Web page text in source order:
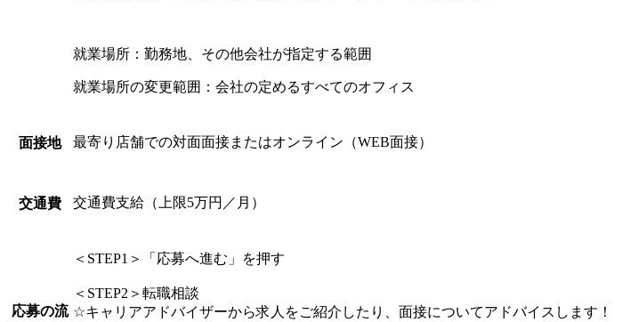
就業場所：勤務地、その他会社が指定する範囲
就業場所の変更範囲：会社の定めるすべてのオフィス
面接地 最寄り店舗での対面面接またはオンライン（WEB面接）
交通費 交通費支給（上限5万円／月）
応募の流
＜STEP1＞「応募へ進む」を押す
＜STEP2＞転職相談
☆キャリアアドバイザーから求人をご紹介したり、面接についてアドバイスします！